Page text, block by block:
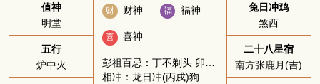
值神
明堂
五行
炉中火
财 财神 福 福神
喜 喜神
相冲：龙日冲(丙戌)狗
兔日冲鸡
煞西
二十八星宿
南方张鹿月(吉)